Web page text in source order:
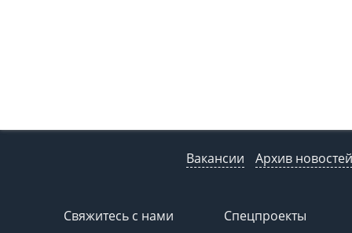
Вакансии Архив новостей
Свяжитесь с нами Спецпроекты